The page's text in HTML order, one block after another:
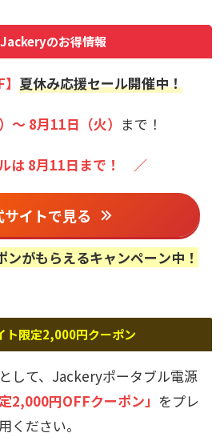
Jackeryのお得情報
】 夏休み応援セール開催中！
～ 8月11日（火） まで！
は 8月11日まで！ ／
サイトで見る
ンがもらえるキャンペーン中！
ト限定2,000円クーポン
して、Jackeryポータブル電源
2,000円OFFクーポン」 をプレ
ください。